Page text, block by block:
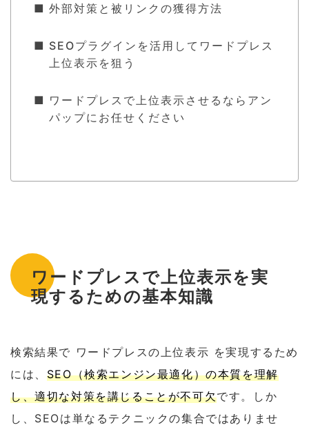
外部対策と被リンクの獲得方法
SEOプラグインを活用してワードプレス
上位表示を狙う
ワードプレスで上位表示させるならアン
パップにお任せください
ワードプレスで上位表示を実
現するための基本知識
検索結果で ワードプレスの上位表示 を実現するため
には、 SEO（検索エンジン最適化）の本質を理解
し、適切な対策を講じることが不可欠です。しか
し、SEOは単なるテクニックの集合ではありませ